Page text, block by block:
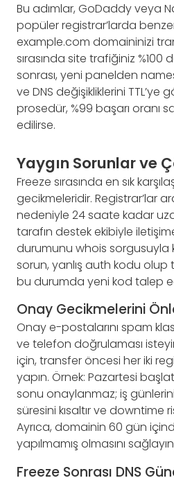
Bu adımlar, GoDaddy veya
popüler registrar’larda
example.com domaininizi
sırasında site trafiğiniz
sonrası, yeni panelden
ve DNS değişikliklerini TTL’ye
prosedür, %99 başarı oranı
edilirse.
Yaygın Sorunlar ve
Freeze sırasında en sık
gecikmeleridir. Registrar’lar
nedeniyle 24 saate kadar
tarafın destek ekibiyle
durumunu whois sorgusuyla
sorun, yanlış auth kodu olup
bu durumda yeni kod talep
Onay Gecikmelerini
Onay e-postalarını spam
ve telefon doğrulaması
için, transfer öncesi her iki
yapın. Örnek: Pazartesi
sonu onaylanmaz; iş
süresini kısaltır ve downtime
Ayrıca, domainin 60 gün
yapılmamış olmasını
Freeze Sonrası DNS